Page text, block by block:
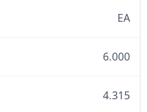
EA
6.000
4.315